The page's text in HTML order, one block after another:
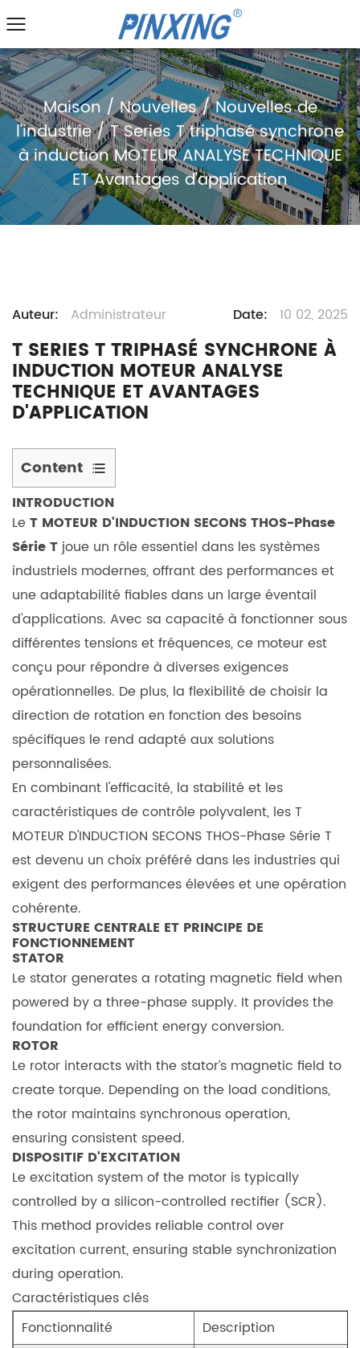
Maison/Nouvelles/Nouvelles de
l'industrie/T Series T triphasé synchrone
à induction MOTEUR ANALYSE TECHNIQUE
ET Avantages d'application
Auteur: Administrateur Date: 10 02, 2025
T SERIES T TRIPHASÉ SYNCHRONE À
INDUCTION MOTEUR ANALYSE
TECHNIQUE ET AVANTAGES
D'APPLICATION
Content
1
Introduction
2
Structure
centrale
et
principe
de
fonctionnement
2.1
Stator
2.2
Rotor
2.3
Dispositif
d'excitation
2.3.1
Caractéristiques
clés
3
Méthodes
et
performances
de
départ
3.1
Démarrage
direct
de
tension
directe
3.2
Démarrage
de
la
tension
réduite
3.2.1
Relation
entre
INTRODUCTION
LeT MOTEUR D'INDUCTION SECONS THOS-Phase
Série T joue un rôle essentiel dans les systèmes
industriels modernes, offrant des performances et
une adaptabilité fiables dans un large éventail
d'applications. Avec sa capacité à fonctionner sous
différentes tensions et fréquences, ce moteur est
conçu pour répondre à diverses exigences
opérationnelles. De plus, la flexibilité de choisir la
direction de rotation en fonction des besoins
spécifiques le rend adapté aux solutions
personnalisées.
En combinant l'efficacité, la stabilité et les
caractéristiques de contrôle polyvalent, lesT
MOTEUR D'INDUCTION SECONS THOS-Phase Série T
est devenu un choix préféré dans les industries qui
exigent des performances élevées et une opération
cohérente.
STRUCTURE CENTRALE ET PRINCIPE DE
FONCTIONNEMENT
STATOR
Le stator generates a rotating magnetic field when
powered by a three-phase supply. It provides the
foundation for efficient energy conversion.
ROTOR
Le rotor interacts with the stator’s magnetic field to
create torque. Depending on the load conditions,
the rotor maintains synchronous operation,
ensuring consistent speed.
DISPOSITIF D'EXCITATION
Le excitation system of the motor is typically
controlled by a silicon-controlled rectifier (SCR).
This method provides reliable control over
excitation current, ensuring stable synchronization
during operation.
Caractéristiques clés
Fonctionnalité
Description